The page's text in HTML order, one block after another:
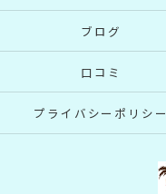
ブログ
口コミ
プライバシーポリシー